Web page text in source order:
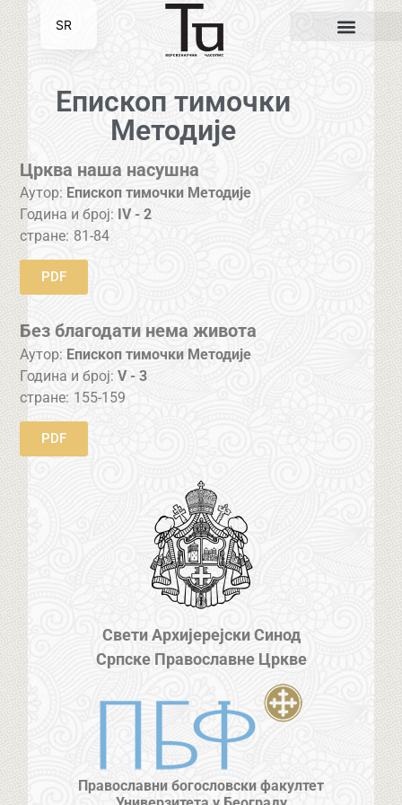
Епископ тимочки
Методије
Црква наша насушна
Аутор: Епископ тимочки Методије
Година и број: IV - 2
стране: 81-84
PDF
Без благодати нема живота
Аутор: Епископ тимочки Методије
Година и број:V - 3
стране: 155-159
PDF
Свети Архијерејски Синод
Српске Православне Цркве
Православни богословски факултет
SR
EN